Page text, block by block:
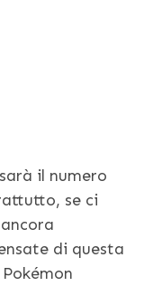
il numero
se ci
di questa